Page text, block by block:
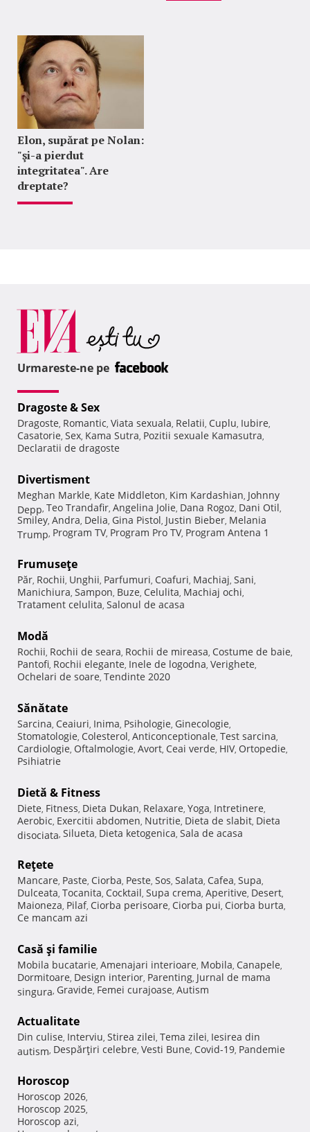
Elon, supărat pe Nolan:
"şi-a pierdut
integritatea". Are
dreptate?
Urmareste-ne pe
Dragoste & Sex
Dragoste, Romantic, Viata sexuala, Relatii, Cuplu, Iubire,
Casatorie, Sex, Kama Sutra, Pozitii sexuale Kamasutra,
Declaratii de dragoste
Divertisment
Meghan Markle, Kate Middleton, Kim Kardashian, Johnny
Depp, Teo Trandafir, Angelina Jolie, Dana Rogoz, Dani Otil,
Smiley, Andra, Delia, Gina Pistol, Justin Bieber, Melania
Trump, Program TV, Program Pro TV, Program Antena 1
Frumuseţe
Păr, Rochii, Unghii, Parfumuri, Coafuri, Machiaj, Sani,
Manichiura, Sampon, Buze, Celulita, Machiaj ochi,
Tratament celulita, Salonul de acasa
Modă
Rochii, Rochii de seara, Rochii de mireasa, Costume de baie,
Pantofi, Rochii elegante, Inele de logodna, Verighete,
Ochelari de soare, Tendinte 2020
Sănătate
Sarcina, Ceaiuri, Inima, Psihologie, Ginecologie,
Stomatologie, Colesterol, Anticonceptionale, Test sarcina,
Cardiologie, Oftalmologie, Avort, Ceai verde, HIV, Ortopedie,
Psihiatrie
Dietă & Fitness
Diete, Fitness, Dieta Dukan, Relaxare, Yoga, Intretinere,
Aerobic, Exercitii abdomen, Nutritie, Dieta de slabit, Dieta
disociata, Silueta, Dieta ketogenica, Sala de acasa
Reţete
Mancare, Paste, Ciorba, Peste, Sos, Salata, Cafea, Supa,
Dulceata, Tocanita, Cocktail, Supa crema, Aperitive, Desert,
Maioneza, Pilaf, Ciorba perisoare, Ciorba pui, Ciorba burta,
Ce mancam azi
Casă şi familie
Mobila bucatarie, Amenajari interioare, Mobila, Canapele,
Dormitoare, Design interior, Parenting, Jurnal de mama
singura, Gravide, Femei curajoase, Autism
Actualitate
Din culise, Interviu, Stirea zilei, Tema zilei, Iesirea din
autism, Despărţiri celebre, Vesti Bune, Covid-19, Pandemie
Horoscop
Horoscop 2026,
Horoscop 2025,
Horoscop azi,